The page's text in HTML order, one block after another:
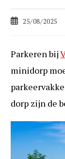
Bericht25/08/2025
Parkeren bij
minidorp
dorp zijn de